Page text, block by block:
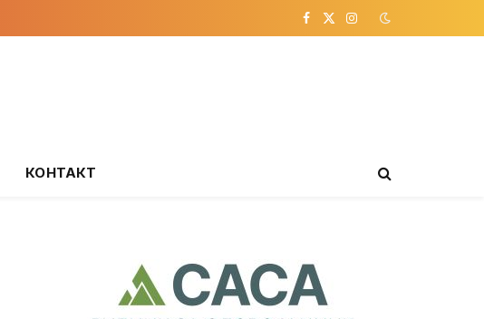
Facebook
X
Instagram
КОНТАКТ